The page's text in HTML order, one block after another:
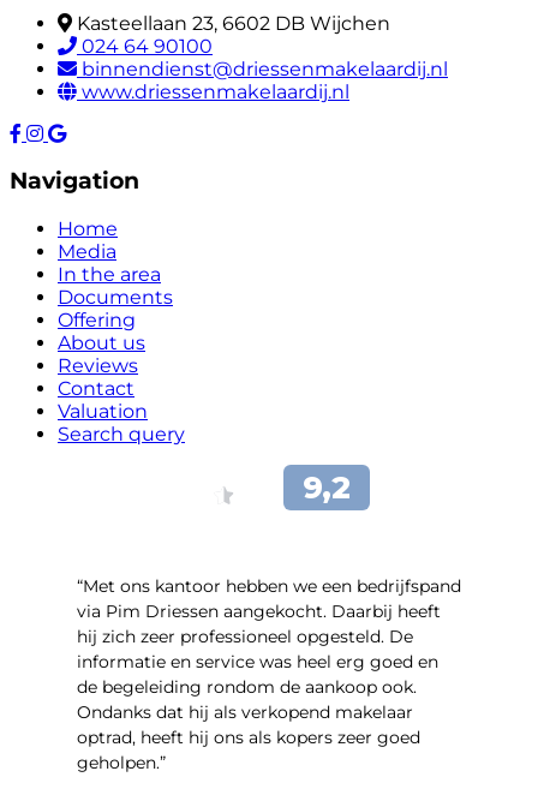
Kasteellaan 23, 6602 DB Wijchen
024 64 90100
binnendienst@driessenmakelaardij.nl
www.driessenmakelaardij.nl
Navigation
Home
Media
In the area
Documents
Offering
About us
Reviews
Contact
Valuation
Search query
“Met ons kantoor hebben we een bedrijfspand
via Pim Driessen aangekocht. Daarbij heeft
hij zich zeer professioneel opgesteld. De
informatie en service was heel erg goed en
de begeleiding rondom de aankoop ook.
Ondanks dat hij als verkopend makelaar
optrad, heeft hij ons als kopers zeer goed
geholpen.”